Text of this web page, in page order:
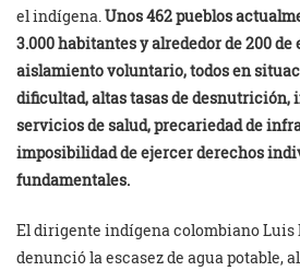
el indígena.Unos 462 pueblos
3.000 habitantes y alrededor de 200
aislamiento voluntario, todos en
dificultad, altas tasas de desnutrición,
servicios de salud, precariedad de
imposibilidad de ejercer derechos
fundamentales.
El dirigente indígena colombiano Luis
denunció la escasez de agua potable,